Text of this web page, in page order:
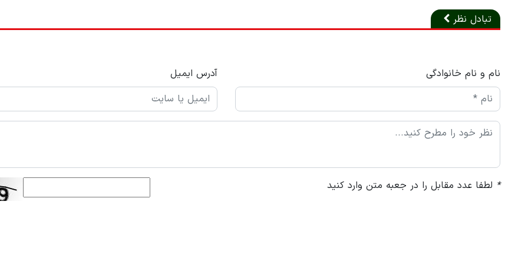
تبادل نظر
نام و نام خانوادگی آدرس ایمیل
* لطفا عدد مقابل را در جعبه متن وارد کنید